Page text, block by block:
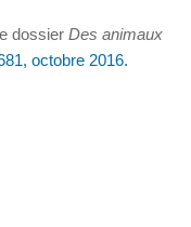
dossier Des animaux
octobre 2016.